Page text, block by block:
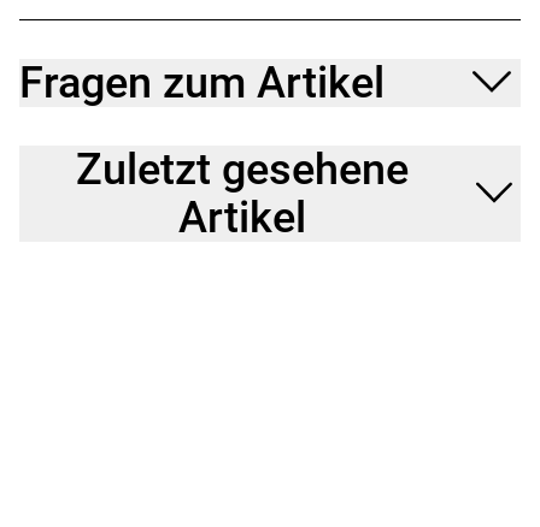
Fragen zum Artikel
Zuletzt gesehene
Artikel